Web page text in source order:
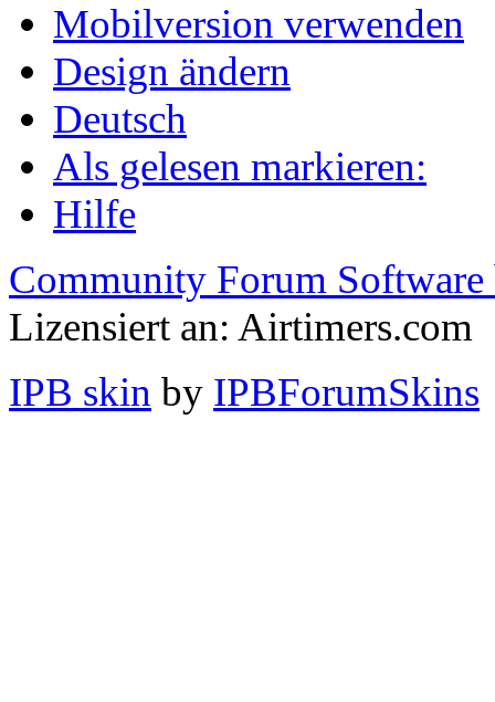
Mobilversion verwenden
Design ändern
Deutsch
Als gelesen markieren:
Hilfe
Community Forum Software
Lizensiert an: Airtimers.com
IPB skin by IPBForumSkins